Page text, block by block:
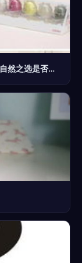
秀身堂韩国进口爱蔻有机农护肤皂使用体验 自然之选是否名副其实？